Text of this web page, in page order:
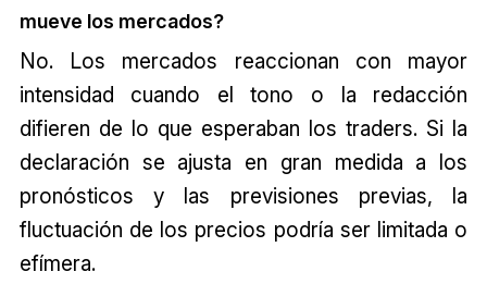
mueve los mercados?
No. Los mercados reaccionan con mayor
intensidad cuando el tono o la redacción
difieren de lo que esperaban los traders. Si la
declaración se ajusta en gran medida a los
pronósticos y las previsiones previas, la
fluctuación de los precios podría ser limitada o
efímera.